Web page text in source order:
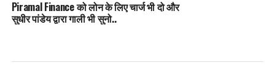
Piramal Finance को लोन के लिए चार्ज भी दो और
सुधीर पांडेय द्वारा गाली भी सुनो..